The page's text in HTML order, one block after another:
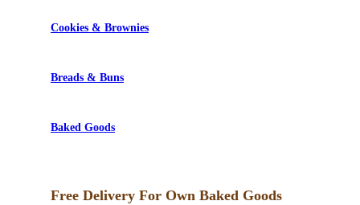
Cookies & Brownies
Breads & Buns
Baked Goods
Free Delivery For Own Baked Goods